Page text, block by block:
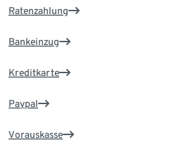
Ratenzahlung
Bankeinzug
Kreditkarte
Paypal
Vorauskasse